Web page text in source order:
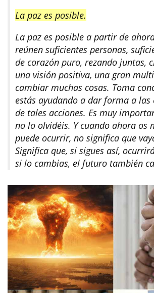
La paz es posible.
La paz es posible a partir de
reúnen suficientes personas,
de corazón puro, rezando juntas,
una visión positiva, una gran
cambiar muchas cosas. Toma
estás ayudando a dar forma a las
de tales acciones. Es muy
no lo olvidéis. Y cuando ahora os
puede ocurrir, no significa que
Significa que, si sigues así,
si lo cambias, el futuro también